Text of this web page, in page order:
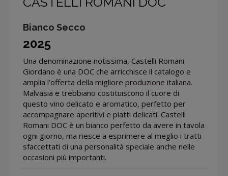
Bianco Secco
2025
Una denominazione notissima, Castelli Romani
Giordano è una DOC che arricchisce il catalogo e
amplia l’offerta della migliore produzione italiana.
Malvasia e trebbiano costituiscono il cuore di
questo vino delicato e aromatico, perfetto per
accompagnare aperitivi e piatti delicati. Castelli
Romani DOC è un bianco perfetto da avere in tavola
ogni giorno, ma riesce a esprimere al meglio i tratti
sfaccettati di una personalità speciale anche nelle
occasioni più importanti.